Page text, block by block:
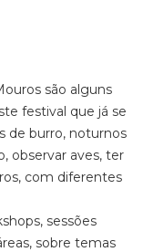
são alguns
festival que já se
de burro, noturnos
observar aves, ter
com diferentes
sessões
sobre temas